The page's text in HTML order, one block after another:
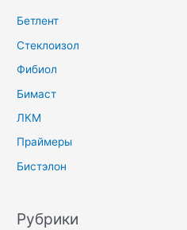
Бетлент
Стеклоизол
Фибиол
Бимаст
ЛКМ
Праймеры
Бистэлон
Рубрики